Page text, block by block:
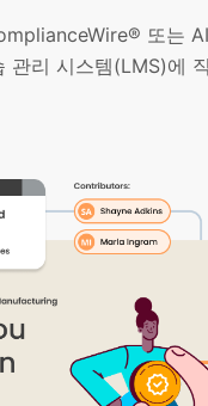
또는
관리 시스템(LMS)에